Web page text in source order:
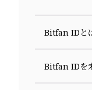
Bitfan IDと
Bitfan IDを